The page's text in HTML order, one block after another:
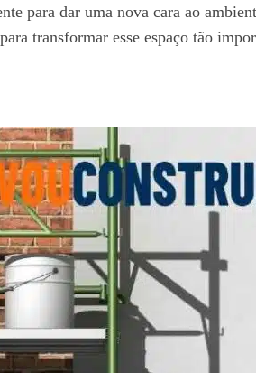
para dar uma nova cara ao
transformar esse espaço tão